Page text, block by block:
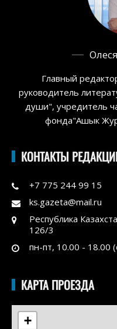
Главный
руководитель
души", учредитель
фонда"Ашык
КОНТАКТЫ
+7 775 244 99 15
ks.gazeta@mail.ru
Республика
126/3
пн-пт, 10.00 - 18.00
КАРТА ПРОЕЗДА
+